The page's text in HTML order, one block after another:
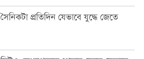
সৈনিকটা প্রতিদিন যেভাবে যুদ্ধে জেতে